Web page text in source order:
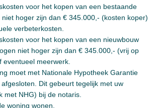
voor het kopen van een bestaande
hoger zijn dan € 345.000,- (kosten koper)
verbeterkosten.
voor het kopen van een nieuwbouw
niet hoger zijn dan € 345.000,- (vrij op
eventueel meerwerk.
moet met Nationale Hypotheek Garantie
Dit gebeurt tegelijk met uw
met NHG) bij de notaris.
woning wonen.